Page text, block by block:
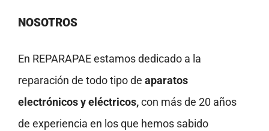
NOSOTROS
En REPARAPAE estamos dedicado a la
reparación de todo tipo de aparatos
electrónicos y eléctricos,con más de 20 años
de experiencia en los que hemos sabido